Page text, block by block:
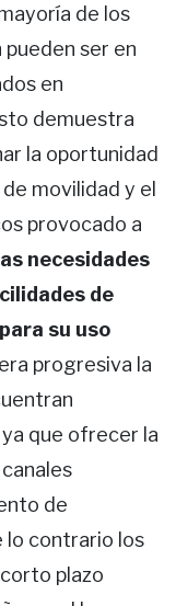
de los
ser en
en
demuestra
la oportunidad
movilidad y el
provocado a
necesidades
de
su uso
progresiva la
que ofrecer la
de
lo contrario los
plazo